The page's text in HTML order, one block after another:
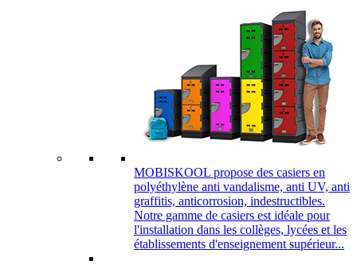
MOBISKOOL propose des casiers en
polyéthylène anti vandalisme, anti UV, anti
graffitis, anticorrosion, indestructibles.
Notre gamme de casiers est idéale pour
l'installation dans les collèges, lycées et les
établissements d'enseignement supérieur...